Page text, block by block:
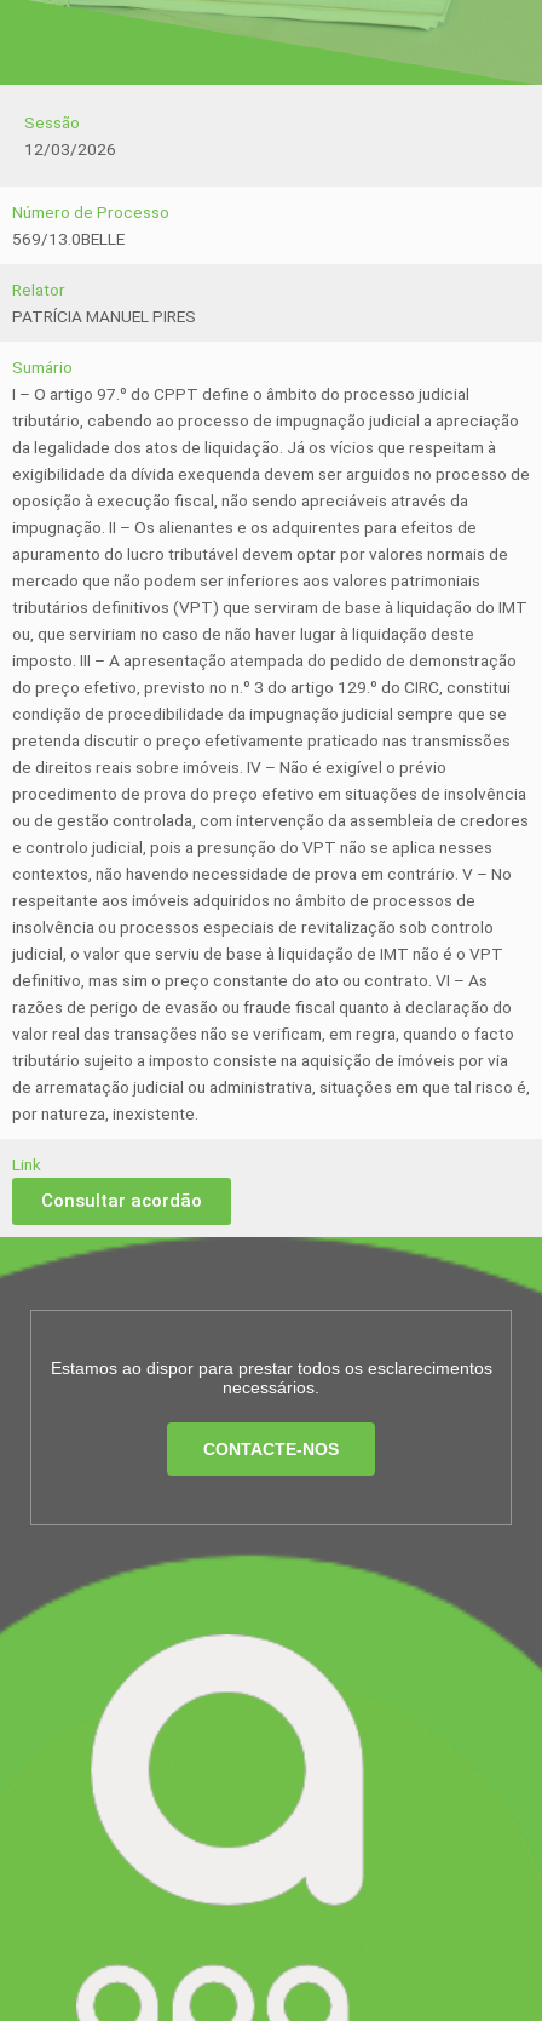
Sessão
12/03/2026
Número de Processo
569/13.0BELLE
Relator
PATRÍCIA MANUEL PIRES
Sumário
I – O artigo 97.º do CPPT define o âmbito do processo judicial
tributário, cabendo ao processo de impugnação judicial a apreciação
da legalidade dos atos de liquidação. Já os vícios que respeitam à
exigibilidade da dívida exequenda devem ser arguidos no processo de
oposição à execução fiscal, não sendo apreciáveis através da
impugnação. II – Os alienantes e os adquirentes para efeitos de
apuramento do lucro tributável devem optar por valores normais de
mercado que não podem ser inferiores aos valores patrimoniais
tributários definitivos (VPT) que serviram de base à liquidação do IMT
ou, que serviriam no caso de não haver lugar à liquidação deste
imposto. III – A apresentação atempada do pedido de demonstração
do preço efetivo, previsto no n.º 3 do artigo 129.º do CIRC, constitui
condição de procedibilidade da impugnação judicial sempre que se
pretenda discutir o preço efetivamente praticado nas transmissões
de direitos reais sobre imóveis. IV – Não é exigível o prévio
procedimento de prova do preço efetivo em situações de insolvência
ou de gestão controlada, com intervenção da assembleia de credores
e controlo judicial, pois a presunção do VPT não se aplica nesses
contextos, não havendo necessidade de prova em contrário. V – No
respeitante aos imóveis adquiridos no âmbito de processos de
insolvência ou processos especiais de revitalização sob controlo
judicial, o valor que serviu de base à liquidação de IMT não é o VPT
definitivo, mas sim o preço constante do ato ou contrato. VI – As
razões de perigo de evasão ou fraude fiscal quanto à declaração do
valor real das transações não se verificam, em regra, quando o facto
tributário sujeito a imposto consiste na aquisição de imóveis por via
de arrematação judicial ou administrativa, situações em que tal risco é,
por natureza, inexistente.
Link
Consultar acordão
Estamos ao dispor para prestar todos os esclarecimentos
necessários.
CONTACTE-NOS